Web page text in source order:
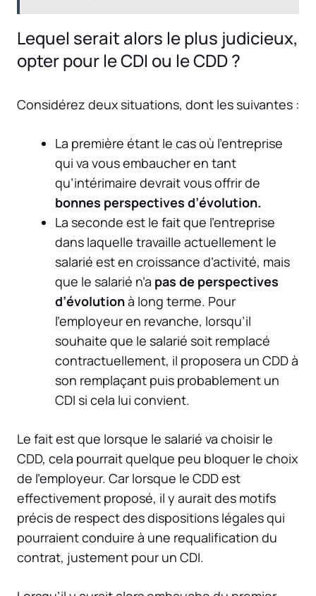
Lequel serait alors le plus judicieux,
opter pour le CDI ou le CDD ?
Considérez deux situations, dont les suivantes :
La première étant le cas où l’entreprise
qui va vous embaucher en tant
qu’intérimaire devrait vous offrir de
bonnes perspectives d’évolution.
La seconde est le fait que l’entreprise
dans laquelle travaille actuellement le
salarié est en croissance d’activité, mais
que le salarié n’a pas de perspectives
d’évolutionà long terme. Pour
l’employeur en revanche, lorsqu’il
souhaite que le salarié soit remplacé
contractuellement, il proposera un CDD à
son remplaçant puis probablement un
CDI si cela lui convient.
Le fait est que lorsque le salarié va choisir le
CDD, cela pourrait quelque peu bloquer le choix
de l’employeur. Car lorsque le CDD est
effectivement proposé, il y aurait des motifs
précis de respect des dispositions légales qui
pourraient conduire à une requalification du
contrat, justement pour un CDI.